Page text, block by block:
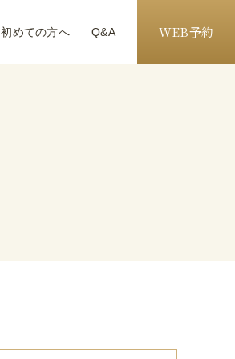
初めての方へ Q&A WEB予約